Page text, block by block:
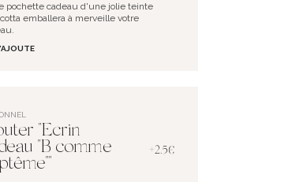
pochette cadeau d'une jolie teinte
emballera à merveille votre
"Ecrin
"B comme
+2.5€